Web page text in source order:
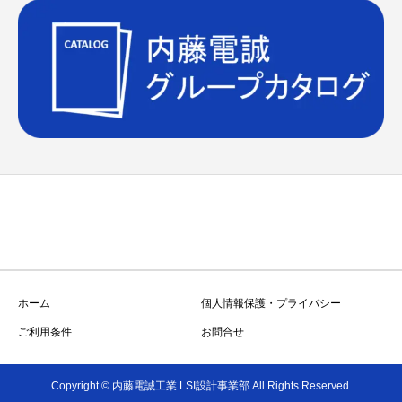
ホーム 個人情報保護・プライバシー
ご利用条件 お問合せ
Copyright © 内藤電誠工業 LSI設計事業部 All Rights Reserved.